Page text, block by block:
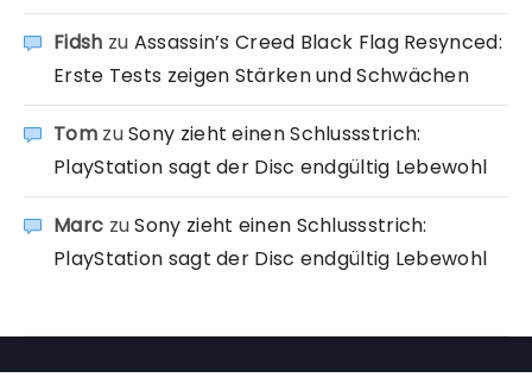
Fidsh zu Assassin’s Creed Black Flag Resynced:
Erste Tests zeigen Stärken und Schwächen
TomzuSony zieht einen Schlussstrich:
PlayStation sagt der Disc endgültig Lebewohl
Marc zuSony zieht einen Schlussstrich:
PlayStation sagt der Disc endgültig Lebewohl